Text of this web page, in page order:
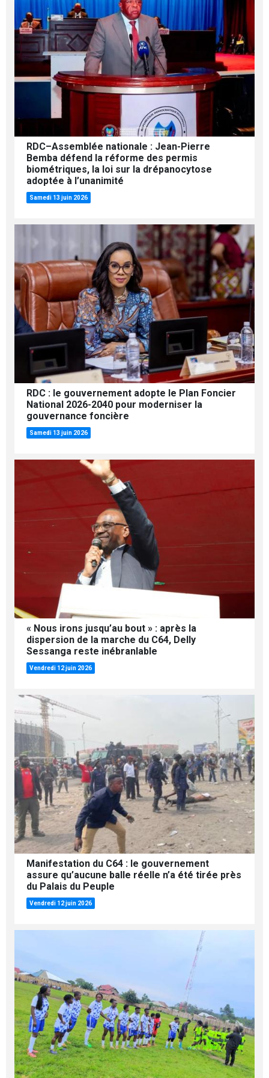
RDC–Assemblée nationale : Jean-Pierre
Bemba défend la réforme des permis
biométriques, la loi sur la drépanocytose
adoptée à l’unanimité
Samedi 13 juin 2026
RDC : le gouvernement adopte le Plan Foncier
National 2026-2040 pour moderniser la
gouvernance foncière
Samedi 13 juin 2026
« Nous irons jusqu’au bout » : après la
dispersion de la marche du C64, Delly
Sessanga reste inébranlable
Vendredi 12 juin 2026
Manifestation du C64 : le gouvernement
assure qu’aucune balle réelle n’a été tirée près
du Palais du Peuple
Vendredi 12 juin 2026